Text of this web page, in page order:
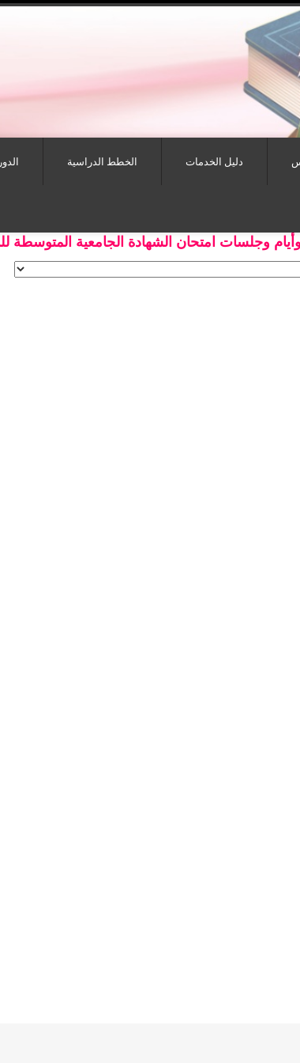
الخطط الدراسية دليل الخدمات
وجلسات امتحان الشهادة الجامعية المتوسطة